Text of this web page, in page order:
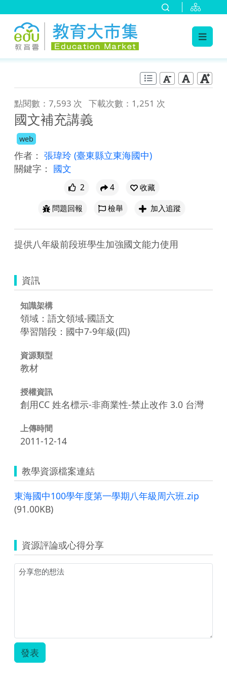
點閱數：7,593 次 下載次數：1,251 次
國文補充講義
web
作者： 張瑋玲 (臺東縣立東海國中)
關鍵字： 國文
2 4
收藏
問題回報
檢舉 加入追蹤
資訊
知識架構
領域：語文領域-國語文
學習階段：國中7-9年級(四)
資源類型
教材
授權資訊
創用CC 姓名標示-非商業性-禁止改作 3.0 台灣
上傳時間
2011-12-14
教學資源檔案連結
東海國中100學年度第一學期八年級周六班.zip
(91.00KB)
資源評論或心得分享
發表